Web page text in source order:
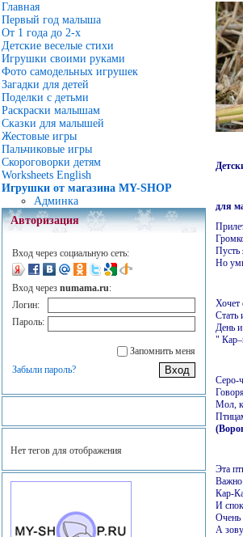
Главная
Первый год малыша
От 1 года до 2-х
Детские веселые стихи
Игрушки своими руками
Фото самодельных игрушек
Загадки для детей
Поделки с детьми
Раскраски малышам
Сказки для малышей
Жестовые игры
Пальчиковые игры
Скороговорки детям
Worksheets English
Игрушки от магазина MY-SHOP
Админка
Авторизация
Вход через социальную сеть:
Вход через numama.ru:
Логин:
Пароль:
Запомнить меня
Забыли пароль?
Нет тегов для отображения
для
Пусть
Но
Хочет
Стать
День
"
Серо-
Мол,
Эта
Важно
Кар-
И
Очень
А